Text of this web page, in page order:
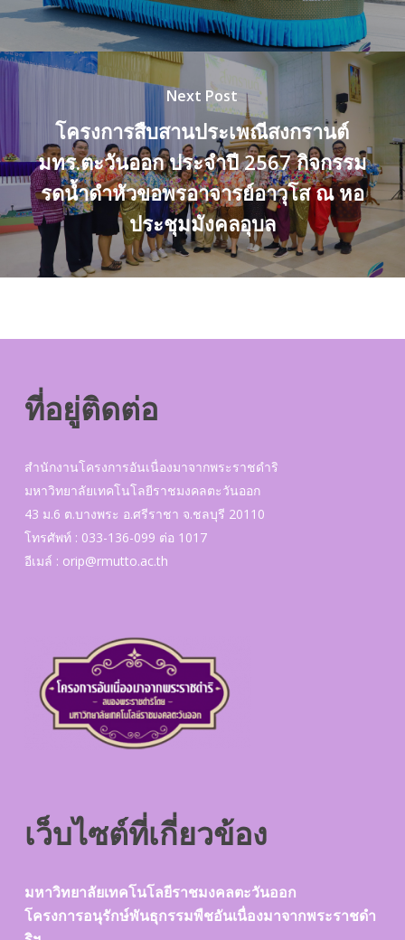
Next Post
โครงการสืบสานประเพณีสงกรานต์
มทร.ตะวันออก ประจำปี 2567 กิจกรรม
รดน้ำดำหัวขอพรอาจารย์อาวุโส ณ หอ
ประชุมมังคลอุบล
ที่อยู่ติดต่อ
สำนักงานโครงการอันเนื่องมาจากพระราชดำริ
มหาวิทยาลัยเทคโนโลยีราชมงคลตะวันออก
43 ม.6 ต.บางพระ อ.ศรีราชา จ.ชลบุรี 20110
โทรศัพท์ : 033-136-099 ต่อ 1017
อีเมล์ : orip@rmutto.ac.th
เว็บไซต์ที่เกี่ยวข้อง
มหาวิทยาลัยเทคโนโลยีราชมงคลตะวันออก
โครงการอนุรักษ์พันธุกรรมพืชอันเนื่องมาจากพระราชดำ